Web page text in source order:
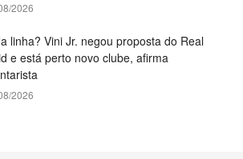
2026
linha? Vini Jr. negou proposta do Real
e está perto novo clube, afirma
2026